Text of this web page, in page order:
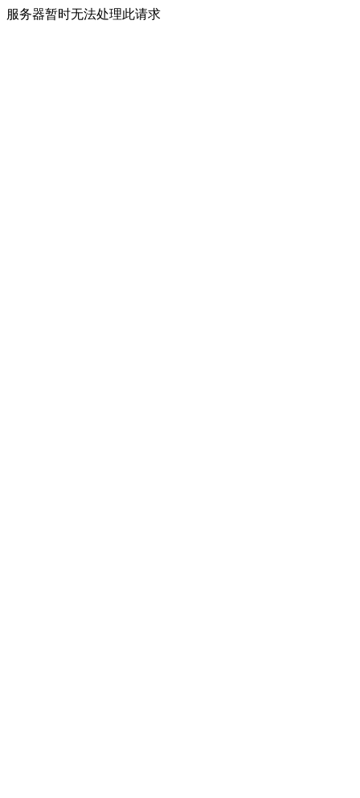
服务器暂时无法处理此请求